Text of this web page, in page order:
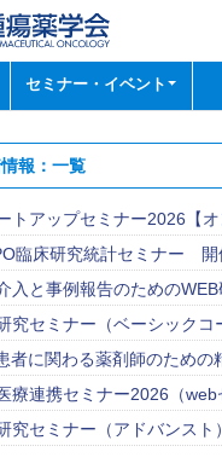
セミナー・イベント
報：一覧
トアップセミナー2026【
臨床研究統計セミナー 開
入と事例報告のための
究セミナー（ベーシック
者に関わる薬剤師のため
療連携セミナー2026（
究セミナー（アドバンス